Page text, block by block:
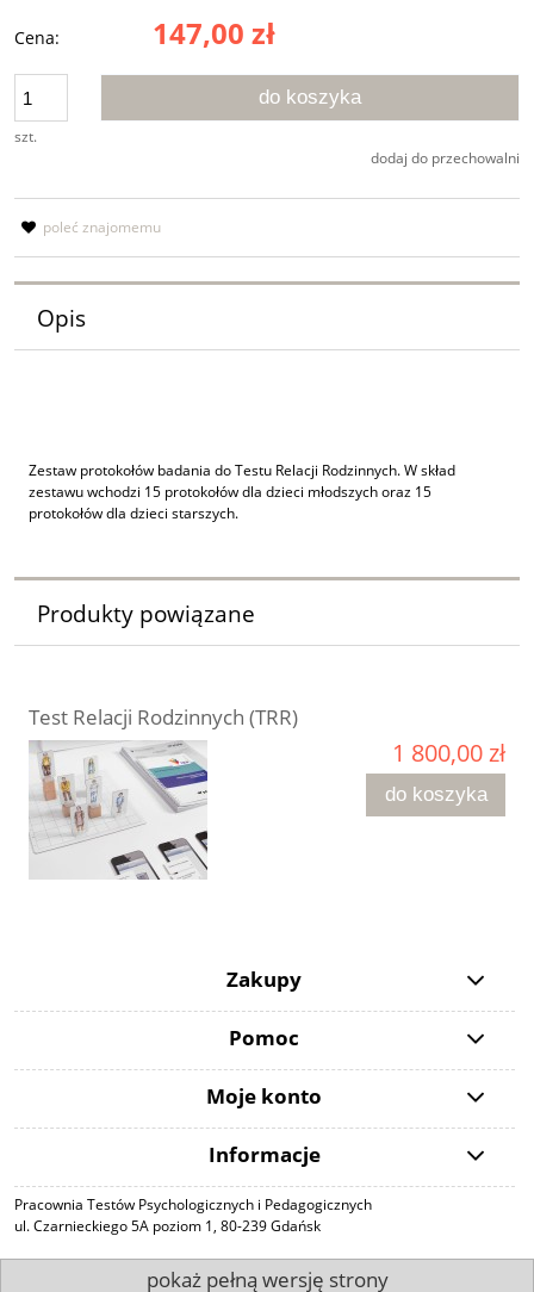
Cena: 147,00 zł
szt.
do koszyka
dodaj do przechowalni
poleć znajomemu
Opis
Zestaw protokołów badania do Testu Relacji Rodzinnych. W skład
zestawu wchodzi 15 protokołów dla dzieci młodszych oraz 15
protokołów dla dzieci starszych.
Produkty powiązane
Test Relacji Rodzinnych (TRR)
1 800,00 zł
do koszyka
Zakupy
Pomoc
Moje konto
Informacje
Pracownia Testów Psychologicznych i Pedagogicznych
ul. Czarnieckiego 5A poziom 1, 80-239 Gdańsk
pokaż pełną wersję strony